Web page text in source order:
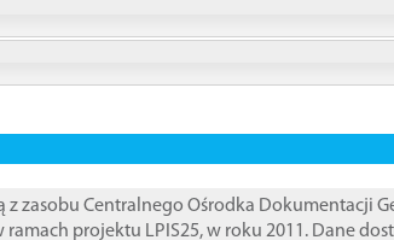
zasobu Centralnego Ośrodka Dokumentacji
projektu LPIS25, w roku 2011. Dane